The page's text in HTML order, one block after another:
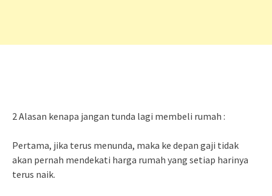
2 Alasan kenapa jangan tunda lagi membeli rumah :
Pertama, jika terus menunda, maka ke depan gaji tidak
akan pernah mendekati harga rumah yang setiap harinya
terus naik.